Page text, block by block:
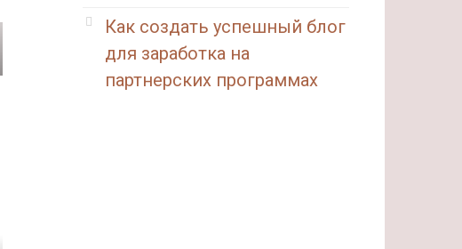
Как создать успешный блог
для заработка на
партнерских программах